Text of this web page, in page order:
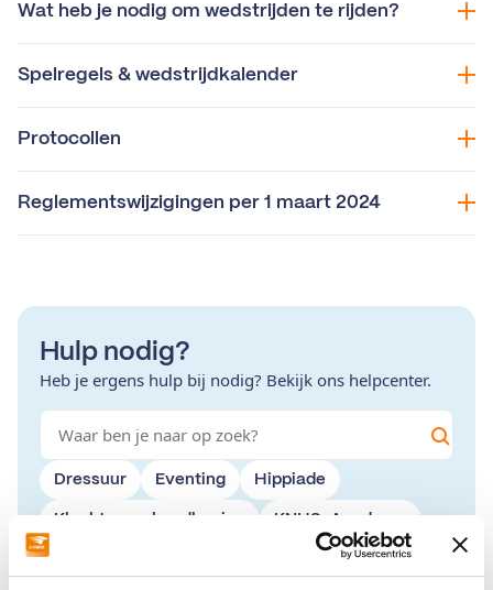
Wat heb je nodig om wedstrijden te rijden?
Spelregels & wedstrijdkalender
Protocollen
Reglementswijzigingen per 1 maart 2024
Hulp nodig?
Heb je ergens hulp bij nodig? Bekijk ons helpcenter.
Dressuur Eventing Hippiade
Klachten en handhaving KNHS-Academy
KNHS-webshop